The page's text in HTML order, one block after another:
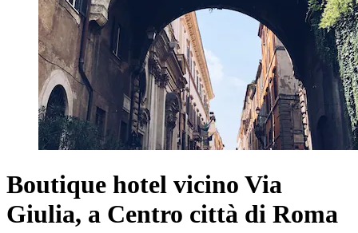
Boutique hotel vicino Via
Giulia, a Centro città di Roma